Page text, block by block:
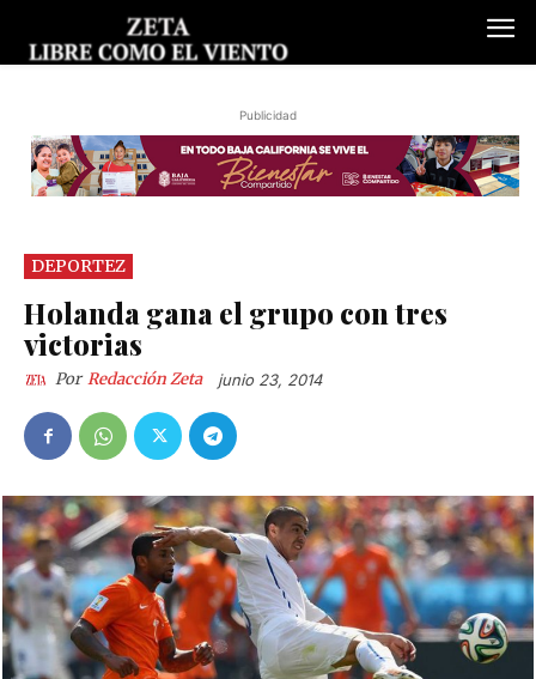
Publicidad
DEPORTEZ
Holanda gana el grupo con tres
victorias
Por Redacción Zeta junio 23, 2014